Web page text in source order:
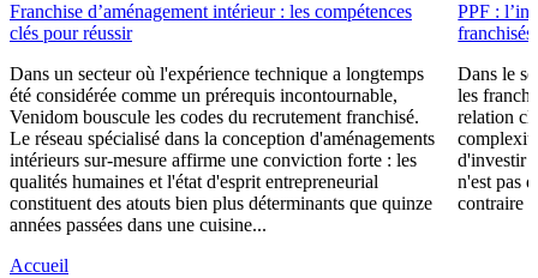
Franchise d’aménagement intérieur : les compétences
clés pour réussir
Dans un secteur où l'expérience technique a longtemps
été considérée comme un prérequis incontournable,
Venidom bouscule les codes du recrutement franchisé.
Le réseau spécialisé dans la conception d'aménagements
intérieurs sur-mesure affirme une conviction forte : les
qualités humaines et l'état d'esprit entrepreneurial
constituent des atouts bien plus déterminants que quinze
années passées dans une cuisine...
PPF :
franchisés
Dans le
les
relation
d'investir
n'est pas
contraire
Accueil